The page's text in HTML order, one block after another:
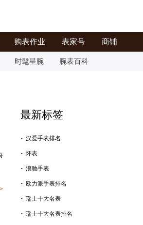
购表作业 表家号 商铺
时髦星腕 腕表百科
最新标签
汉爱手表排名
怀表
浪驰手表
欧力派手表排名
瑞士十大名表
瑞士十大名表排名